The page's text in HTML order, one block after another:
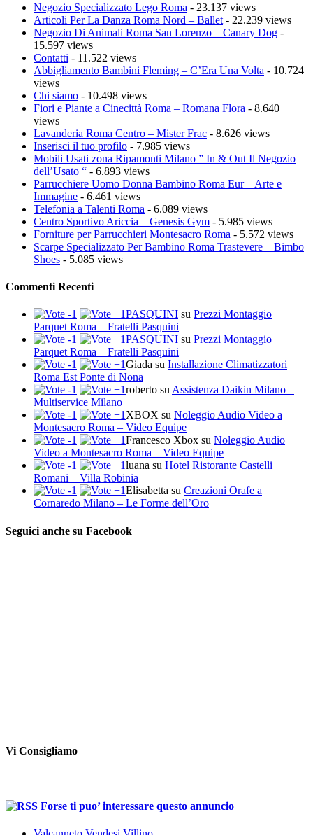
Negozio Specializzato Lego Roma - 23.137 views
Articoli Per La Danza Roma Nord – Ballet - 22.239 views
Negozio Di Animali Roma San Lorenzo – Canary Dog -
15.597 views
Contatti - 11.522 views
Abbigliamento Bambini Fleming – C’Era Una Volta - 10.724
views
Chi siamo - 10.498 views
Fiori e Piante a Cinecittà Roma – Romana Flora - 8.640
views
Lavanderia Roma Centro – Mister Frac - 8.626 views
Inserisci il tuo profilo - 7.985 views
Mobili Usati zona Ripamonti Milano ” In & Out Il Negozio
dell’Usato “ - 6.893 views
Parrucchiere Uomo Donna Bambino Roma Eur – Arte e
Immagine - 6.461 views
Telefonia a Talenti Roma - 6.089 views
Centro Sportivo Ariccia – Genesis Gym - 5.985 views
Forniture per Parrucchieri Montesacro Roma - 5.572 views
Scarpe Specializzato Per Bambino Roma Trastevere – Bimbo
Shoes - 5.085 views
Commenti Recenti
PASQUINI su Prezzi Montaggio
Parquet Roma – Fratelli Pasquini
PASQUINI su Prezzi Montaggio
Parquet Roma – Fratelli Pasquini
Giada su Installazione Climatizzatori
Roma Est Ponte di Nona
roberto su Assistenza Daikin Milano –
Multiservice Milano
XBOX su Noleggio Audio Video a
Montesacro Roma – Video Equipe
Francesco Xbox su Noleggio Audio
Video a Montesacro Roma – Video Equipe
luana su Hotel Ristorante Castelli
Romani – Villa Robinia
Elisabetta su Creazioni Orafe a
Cornaredo Milano – Le Forme dell’Oro
Seguici anche su Facebook
Vi Consigliamo
Forse ti puo’ interessare questo annuncio